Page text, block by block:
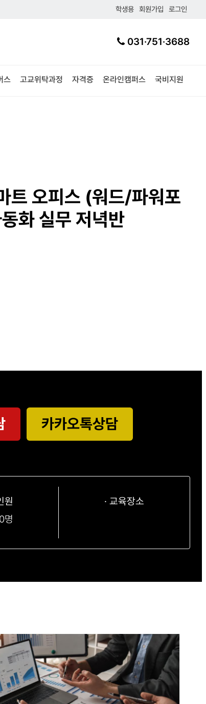
학생용 회원가입 로그인
031·751·3688
스 고교위탁과정 자격증 온라인캠퍼스 국비지원
트 오피스 (워드/파워포
화 실무 저녁반
카카오톡상담
원
명
· 교육장소